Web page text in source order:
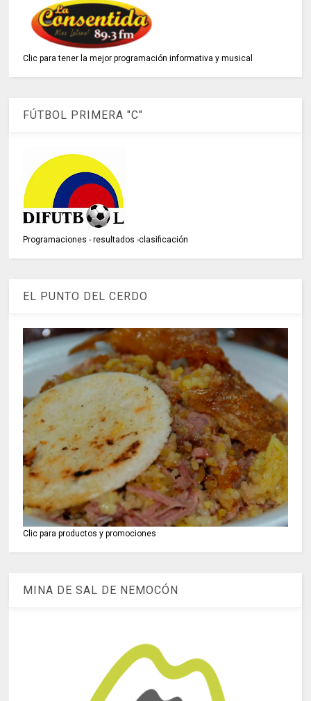
Clic para tener la mejor programación informativa y musical
FÚTBOL PRIMERA "C"
Programaciones - resultados -clasificación
EL PUNTO DEL CERDO
Clic para productos y promociones
MINA DE SAL DE NEMOCÓN